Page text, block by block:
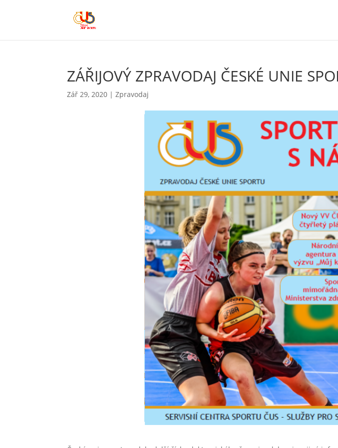
ZÁŘIJOVÝ ZPRAVODAJ ČESKÉ UNIE
Zář 29, 2020 |Zpravodaj